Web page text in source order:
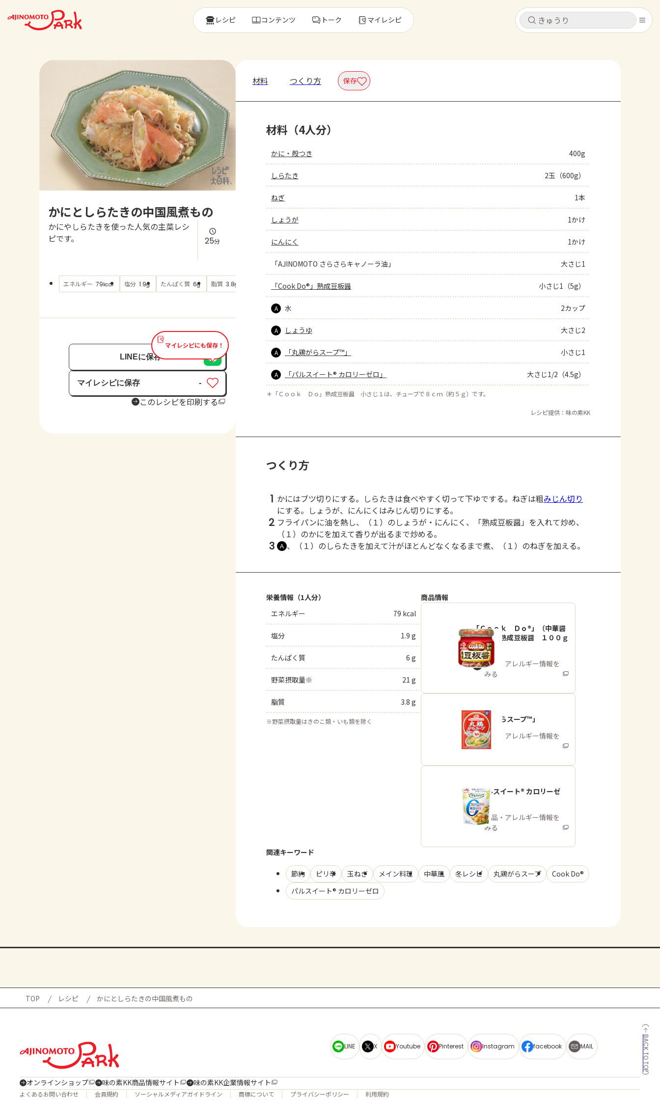
キャンセル
レシピ
トーク
よくあるお問い合わせ
AJINOMOTO PARK とは
キャンセル
レシピ コンテンツ トーク マイレシピ
かにとしらたきの中国風煮もの
かにやしらたきを使った人気の主菜レシ
ピです。
25分
エネルギー 79kcal 塩分 1.9g たんぱく質 6g 脂質 3.8g もっと見る
マイレシピにも保存！
LINEに保存
マイレシピに保存
保存済み
-
このレシピを印刷する
材料 つくり方 保存
材料（4人分）
かに・殻つき 400g
しらたき 2玉（600g）
ねぎ 1本
しょうが 1かけ
にんにく 1かけ
「AJINOMOTO さらさらキャノーラ油」 大さじ1
「Cook Do®」熟成豆板醤 小さじ1（5g）
A 水 2カップ
A しょうゆ 大さじ2
A 「丸鶏がらスープ™」 小さじ1
A 「パルスイート® カロリーゼロ」 大さじ1/2（4.5g）
＊ 「Ｃｏｏｋ Ｄｏ」熟成豆板醤 小さじ１は、チューブで８ｃｍ（約５ｇ）です。
レシピ提供：味の素KK
つくり方
1 かにはブツ切りにする。しらたきは食べやすく切って下ゆでする。ねぎは粗みじん切り
にする。しょうが、にんにくはみじん切りにする。
2 フライパンに油を熱し、（１）のしょうが・にんにく、「熟成豆板醤」を入れて炒め、
（１）のかにを加えて香りが出るまで炒める。
3 Ａ 、（１）のしらたきを加えて汁がほとんどなくなるまで煮、（１）のねぎを加える。
栄養情報（1人分）
エネルギー
79 kcal
塩分 1.9 g
たんぱく質 6 g
野菜摂取量※ 21 g
脂質 3.8 g
※野菜摂取量はきのこ類・いも類を除く
商品情報
「Ｃｏｏｋ Ｄｏ®」（中華醤
調味料）熟成豆板醤 １００ｇ
瓶
商品・アレルギー情報を
みる
「丸鶏がらスープ™」
商品・アレルギー情報を
みる
「パルスイート® カロリーゼ
ロ」
商品・アレルギー情報を
みる
関連キーワード
節約 ピリ辛 玉ねぎ メイン料理 中華風 冬レシピ 丸鶏がらスープ
Cook Do®
パルスイート® カロリーゼロ
TOP レシピ かにとしらたきの中国風煮もの
BACK TO TOP
LINE X Youtube Pinterest Instagram facebook MAIL
オンラインショップ 味の素KK商品情報サイト 味の素KK企業情報サイト
よくあるお問い合わせ 会員規約 ソーシャルメディアガイドライン 商標について プライバシーポリシー 利用規約